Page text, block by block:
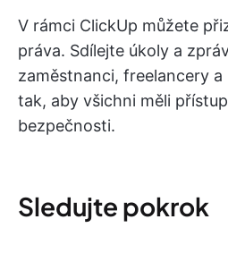
V rámci ClickUp můžete
práva. Sdílejte úkoly a
zaměstnanci, freelancery
tak, aby všichni měli
bezpečnosti.
Sledujte pokrok